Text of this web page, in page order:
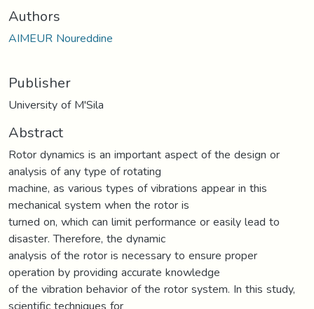
Authors
AIMEUR Noureddine
Publisher
University of M'Sila
Abstract
Rotor dynamics is an important aspect of the design or
analysis of any type of rotating
machine, as various types of vibrations appear in this
mechanical system when the rotor is
turned on, which can limit performance or easily lead to
disaster. Therefore, the dynamic
analysis of the rotor is necessary to ensure proper
operation by providing accurate knowledge
of the vibration behavior of the rotor system. In this study,